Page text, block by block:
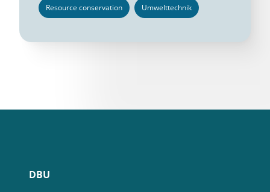
Resource conservation Umwelttechnik
DBU